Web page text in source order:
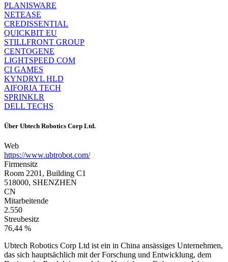
PLANISWARE
NETEASE
CREDISSENTIAL
QUICKBIT EU
STILLFRONT GROUP
CENTOGENE
LIGHTSPEED COM
CI GAMES
KYNDRYL HLD
AIFORIA TECH
SPRINKLR
DELL TECHS
Über Ubtech Robotics Corp Ltd.
Web
https://www.ubtrobot.com/
Firmensitz
Room 2201, Building C1
518000, SHENZHEN
CN
Mitarbeitende
2.550
Streubesitz
76,44 %
Ubtech Robotics Corp Ltd ist ein in China ansässiges Unternehmen,
das sich hauptsächlich mit der Forschung und Entwicklung, dem